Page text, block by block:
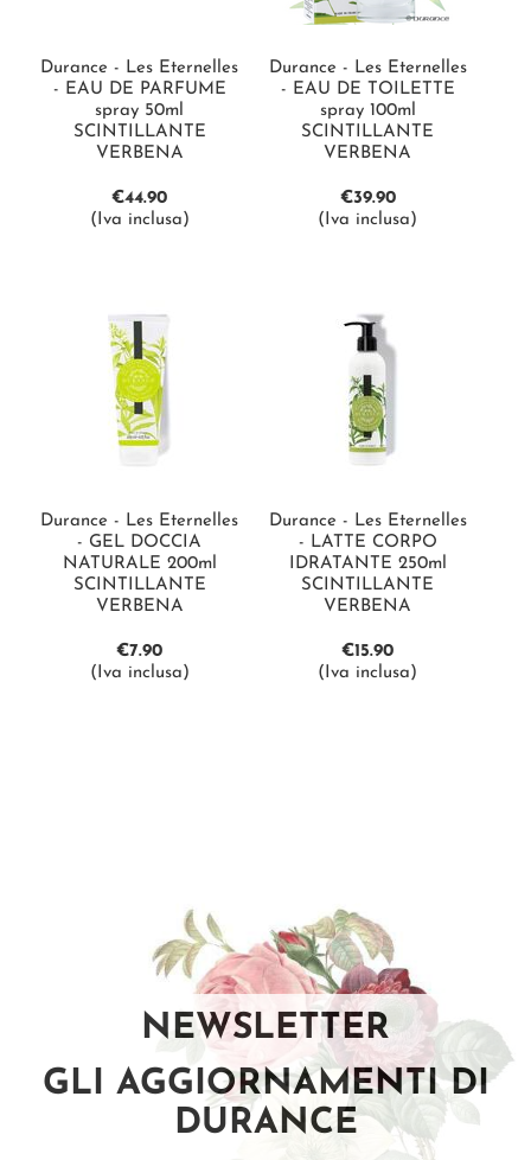
Durance - Les Eternelles
- EAU DE PARFUME
spray 50ml
SCINTILLANTE
VERBENA
€44.90
(Iva inclusa)
Durance - Les Eternelles
- EAU DE TOILETTE
spray 100ml
SCINTILLANTE
VERBENA
€39.90
(Iva inclusa)
Durance - Les Eternelles
- GEL DOCCIA
NATURALE 200ml
SCINTILLANTE
VERBENA
€7.90
(Iva inclusa)
Durance - Les Eternelles
- LATTE CORPO
IDRATANTE 250ml
SCINTILLANTE
VERBENA
€15.90
(Iva inclusa)
NEWSLETTER
GLI AGGIORNAMENTI DI
DURANCE